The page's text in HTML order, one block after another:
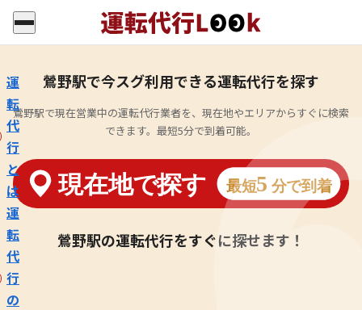
運
転
代
行
と
は
運
転
代
行
の
鶯野駅で今スグ利用できる運転代行を探す
鶯野駅で現在営業中の運転代行業者を、現在地やエリアからすぐに検索
できます。最短5分で到着可能。
鶯野駅の運転代行をすぐに探せます！